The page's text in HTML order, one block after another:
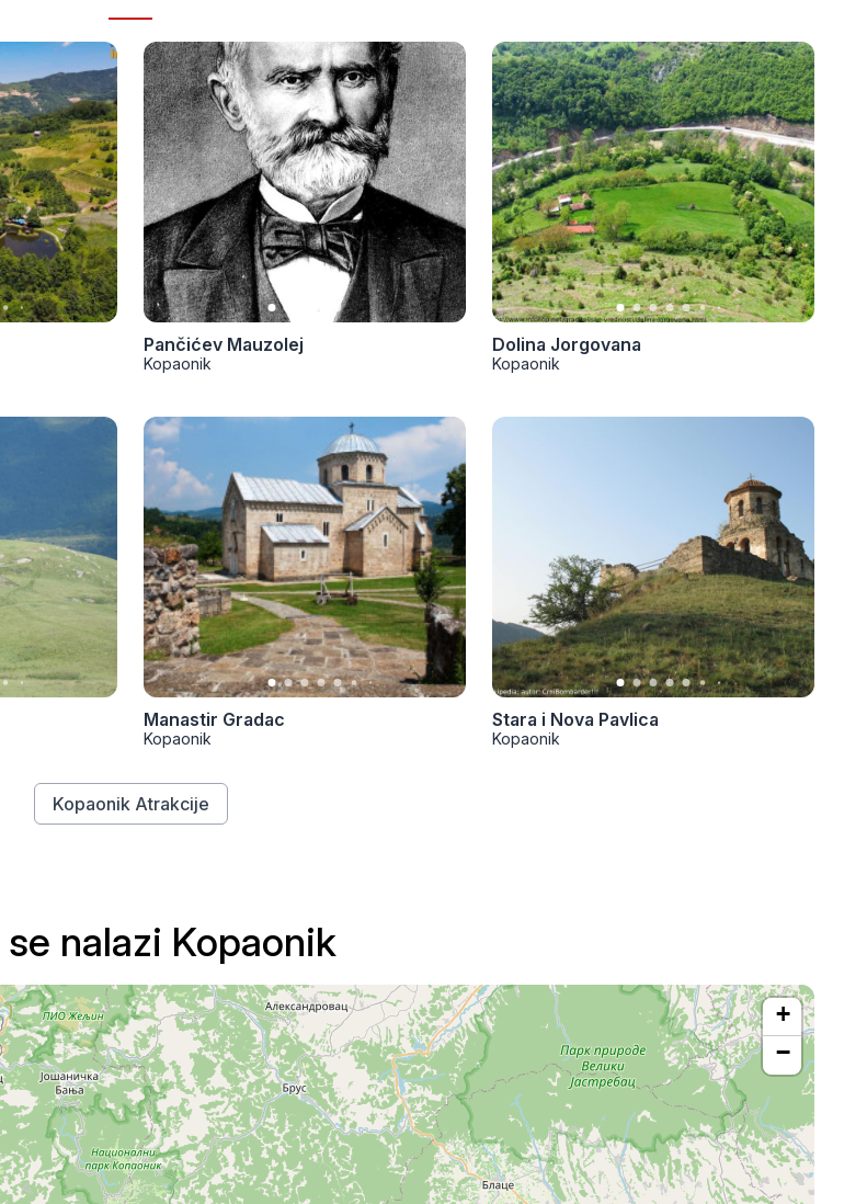
Pančićev Mauzolej
Kopaonik
Dolina Jorgovana
Kopaonik
Manastir Gradac
Kopaonik
Stara i Nova Pavlica
Kopaonik
Kopaonik Atrakcije
nalazi Kopaonik
+
−